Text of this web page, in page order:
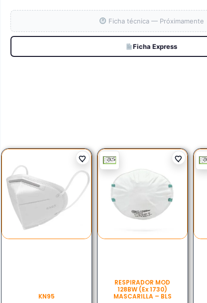
Ficha técnica — Próximamente
Ficha Express
KN95
RESPIRADOR MOD
128BW (ex 1730)
MASCARILLA – BLS